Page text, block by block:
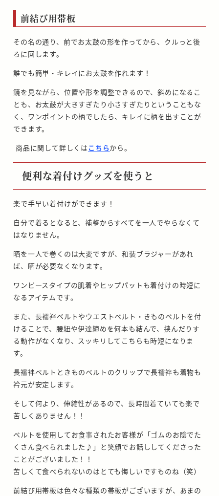
前結び用帯板
その名の通り、前でお太鼓の形を作ってから、クルっと後
ろに回します。
誰でも簡単・キレイにお太鼓を作れます！
鏡を見ながら、位置や形を調整できるので、斜めになるこ
とも、お太鼓が大きすぎたり小さすぎたりということもな
く、ワンポイントの柄でしたら、キレイに柄を出すことが
できます。
商品に関して詳しくは こちらから。
便利な着付けグッズを使うと
楽で手早い着付けができます！
自分で着るとなると、補整からすべてを一人でやらなくて
はなりません。
晒を一人で巻くのは大変ですが、和装ブラジャーがあれ
ば、晒が必要なくなります。
ワンピースタイプの肌着やヒップパットも着付けの時短に
なるアイテムです。
また、長襦袢ベルトやウエストベルト・きものベルトを付
けることで、腰紐や伊達締めを何本も結んで、挟んだりす
る動作がなくなり、スッキリしてこちらも時短になりま
す。
長襦袢ベルトときものベルトのクリップで長襦袢も着物も
衿元が安定します。
そして何より、伸縮性があるので、長時間着ていても楽で
苦しくありません！！
ベルトを使用してお食事されたお客様が「ゴムのお陰でた
くさん食べられました♪」と笑顔でお話ししてくださった
ことがございました！！
苦しくて食べられないのはとても悔しいですものね（笑）
前結び用帯板は色々な種類の帯板がございますが、あまの